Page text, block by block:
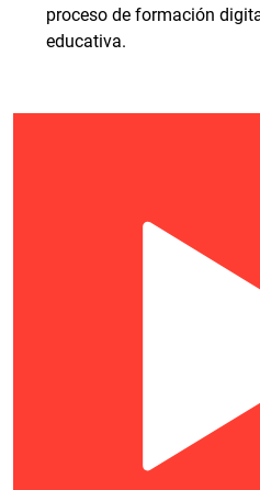
proceso de formación
educativa.